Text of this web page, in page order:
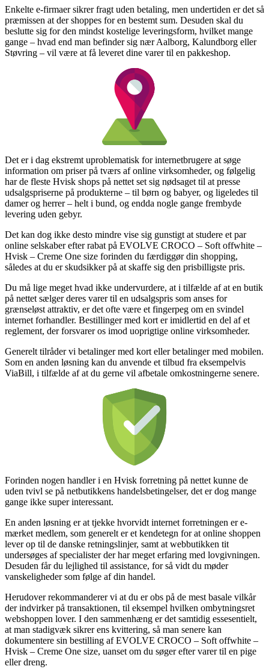
Enkelte e-firmaer sikrer fragt uden betaling, men undertiden er det så
præmissen at der shoppes for en bestemt sum. Desuden skal du
beslutte sig for den mindst kostelige leveringsform, hvilket mange
gange – hvad end man befinder sig nær Aalborg, Kalundborg eller
Støvring – vil være at få leveret dine varer til en pakkeshop.
Det er i dag ekstremt uproblematisk for internetbrugere at søge
information om priser på tværs af online virksomheder, og følgelig
har de fleste Hvisk shops på nettet set sig nødsaget til at presse
udsalgspriserne på produkterne – til børn og babyer, og ligeledes til
damer og herrer – helt i bund, og endda nogle gange frembyde
levering uden gebyr.
Det kan dog ikke desto mindre vise sig gunstigt at studere et par
online selskaber efter rabat på EVOLVE CROCO – Soft offwhite –
Hvisk – Creme One size forinden du færdiggør din shopping,
således at du er skudsikker på at skaffe sig den prisbilligste pris.
Du må lige meget hvad ikke undervurdere, at i tilfælde af at en butik
på nettet sælger deres varer til en udsalgspris som anses for
grænseløst attraktiv, er det ofte være et fingerpeg om en svindel
internet forhandler. Bestillinger med kort er imidlertid en del af et
reglement, der forsvarer os imod uoprigtige online virksomheder.
Generelt tilråder vi betalinger med kort eller betalinger med mobilen.
Som en anden løsning kan du anvende et tilbud fra eksempelvis
ViaBill, i tilfælde af at du gerne vil afbetale omkostningerne senere.
Forinden nogen handler i en Hvisk forretning på nettet kunne de
uden tvivl se på netbutikkens handelsbetingelser, det er dog mange
gange ikke super interessant.
En anden løsning er at tjekke hvorvidt internet forretningen er e-
mærket medlem, som generelt er et kendetegn for at online shoppen
lever op til de danske retningslinjer, samt at webbutikken tit
undersøges af specialister der har meget erfaring med lovgivningen.
Desuden får du lejlighed til assistance, for så vidt du møder
vanskeligheder som følge af din handel.
Herudover rekommanderer vi at du er obs på de mest basale vilkår
der indvirker på transaktionen, til eksempel hvilken ombytningsret
webshoppen lover. I den sammenhæng er det samtidig essesentielt,
at man stadigvæk sikrer ens kvittering, så man senere kan
dokumentere sin bestilling af EVOLVE CROCO – Soft offwhite –
Hvisk – Creme One size, uanset om du søger efter varer til en pige
eller dreng.